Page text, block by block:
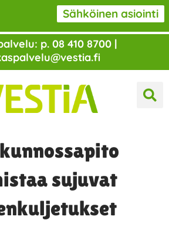
Sähköinen asiointi
p. 08 410 8700 |
sujuvat